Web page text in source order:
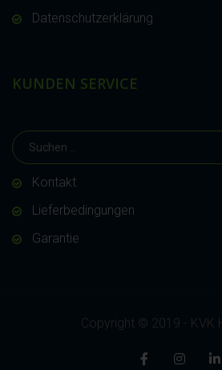
Datenschutzerklärung
KUNDEN SERVICE
Kontakt
Lieferbedingungen
Garantie
Copyright © 2019 - KVK